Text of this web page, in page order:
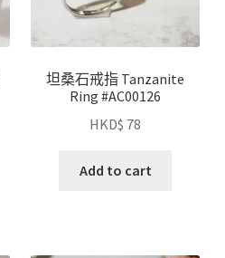
坦桑石戒指 Tanzanite
Ring #AC00126
HKD$ 78
Add to cart